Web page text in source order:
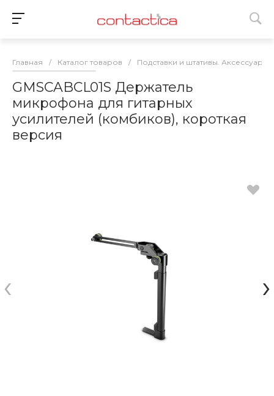
Главная / Каталог товаров / Подставки и штативы. Аксессуары
GMSCABCL01S Держатель
микрофона для гитарных
усилителей (комбиков), короткая
версия
‹ ›